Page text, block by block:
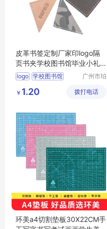
皮革书签定制厂家印logo隔
页书夹学校图书馆毕业小礼
品设计书签夹
logo 学校图书馆
广州市珀
限公司
￥ 1.20 拨打电话
环美a4切割垫板30X22CM手